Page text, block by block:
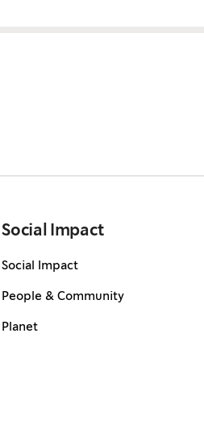
Social Impact
Social Impact
People & Community
Planet